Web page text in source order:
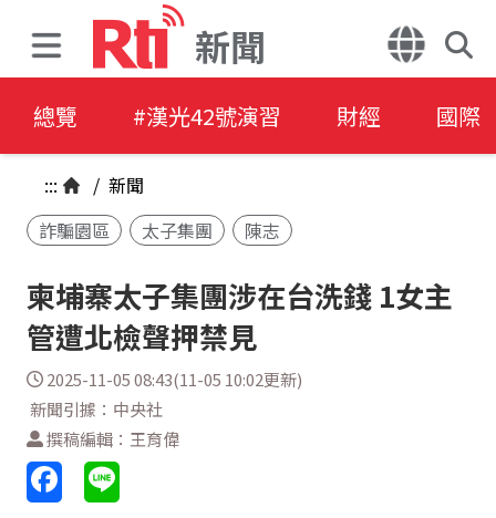
新聞
總覽 #漢光42號演習 財經 國際
::: / 新聞
詐騙園區
太子集團 陳志
柬埔寨太子集團涉在台洗錢 1女主
管遭北檢聲押禁見
2025-11-05 08:43(11-05 10:02更新)
新聞引據：中央社
撰稿編輯：王育偉